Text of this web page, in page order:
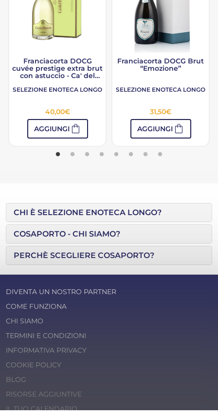
Franciacorta DOCG
cuvée prestige extra brut
con astuccio - Ca' del
SELEZIONE ENOTECA LONGO
40,00€
AGGIUNGIshopping_bag
Franciacorta DOCG Brut
“Emozione”
SELEZIONE ENOTECA LONGO
31,50€
AGGIUNGIshopping_bag
CHI È SELEZIONE ENOTECA LONGO?
COSAPORTO - CHI SIAMO?
PERCHÈ SCEGLIERE COSAPORTO?
DIVENTA UN NOSTRO PARTNER
COME FUNZIONA
CHI SIAMO
TERMINI E CONDIZIONI
INFORMATIVA PRIVACY
COOKIE POLICY
BLOG
RISORSE AGGIUNTIVE
IL TUO CALENDARIO